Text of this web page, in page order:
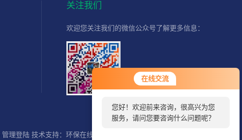
在线交流
您好！欢迎前来咨询，很高兴为您
服务，请问您要咨询什么问题呢？
关注我们
欢迎您关注我们的微信公众号了解更多信息：
扫一扫
关注我们
管理登陆 技术支持： 环保在线